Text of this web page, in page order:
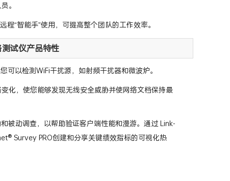
。
“智能手”使用，可提高整个团队的工作效率。
试仪产品特性
以检测WiFi干扰源，如射频干扰器和微波炉。
化，使您能够发现无线安全威胁并使网络文档保持最
被动调查，以帮助验证客户端性能和漫游。通过 Link-
Survey PRO创建和分享关键绩效指标的可视化热